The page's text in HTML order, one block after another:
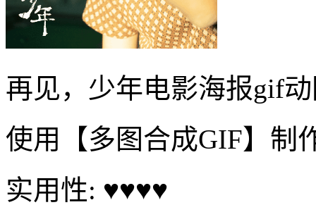
再见，少年电影海报gif
使用【多图合成GIF】制
实用性: ♥♥♥♥